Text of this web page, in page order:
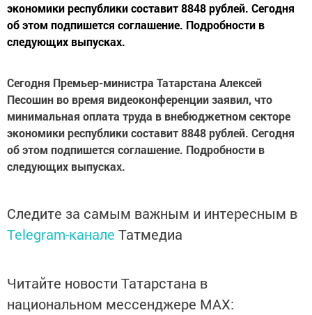
экономики республики составит 8848 рублей. Сегодня
об этом подпишется соглашение. Подробности в
следующих выпусках.
Сегодня Премьер-министра Татарстана Алексей
Песошин во время видеоконференции заявил, что
минимальная оплата труда в внебюджетном секторе
экономики республики составит 8848 рублей. Сегодня
об этом подпишется соглашение. Подробности в
следующих выпусках.
Следите за самым важным и интересным в
Telegram-канале Татмедиа
Читайте новости Татарстана в
национальном мессенджере MАХ: